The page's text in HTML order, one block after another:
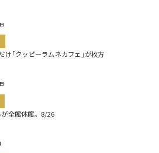
け｢クッピーラムネカフェ｣が枚方
全館休館。8/26